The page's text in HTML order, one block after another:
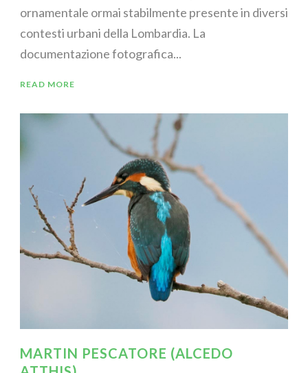
ornamentale ormai stabilmente presente in diversi
contesti urbani della Lombardia. La
documentazione fotografica...
READ MORE
MARTIN PESCATORE (ALCEDO